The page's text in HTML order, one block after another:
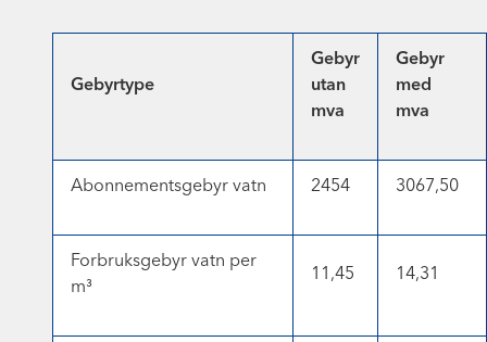
Gebyrtype
Gebyr
utan
mva
Gebyr
med
mva
Abonnementsgebyr vatn 2454 3067,50
Forbruksgebyr vatn per
m³
11,45 14,31